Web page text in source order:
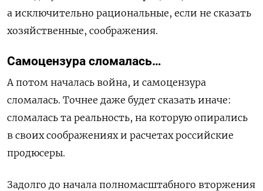
а исключительно рациональные, если не сказать
хозяйственные, соображения.
Самоцензура сломалась…
А потом началась война, и самоцензура
сломалась. Точнее даже будет сказать иначе:
сломалась та реальность, на которую опирались
в своих соображениях и расчетах российские
продюсеры.
Задолго до начала полномасштабного вторжения